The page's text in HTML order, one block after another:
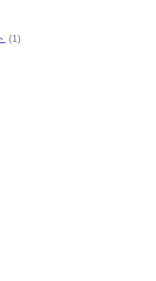
(1)